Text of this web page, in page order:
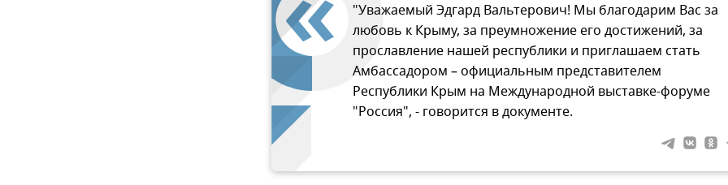
"Уважаемый Эдгард Вальтерович! Мы благодарим Вас за
любовь к Крыму, за преумножение его достижений, за
прославление нашей республики и приглашаем стать
Амбассадором – официальным представителем
Республики Крым на Международной выставке-форуме
"Россия", - говорится в документе.